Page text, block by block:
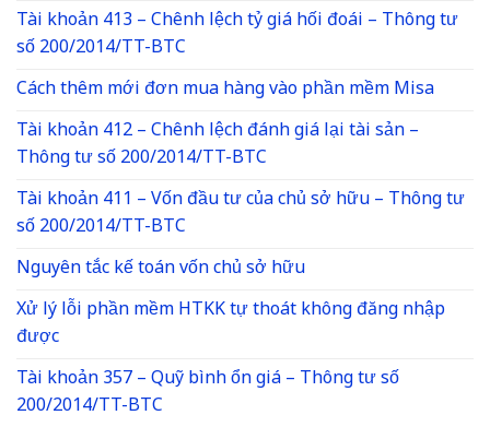
Tài khoản 413 – Chênh lệch tỷ giá hối đoái – Thông tư
số 200/2014/TT-BTC
Cách thêm mới đơn mua hàng vào phần mềm Misa
Tài khoản 412 – Chênh lệch đánh giá lại tài sản –
Thông tư số 200/2014/TT-BTC
Tài khoản 411 – Vốn đầu tư của chủ sở hữu – Thông tư
số 200/2014/TT-BTC
Nguyên tắc kế toán vốn chủ sở hữu
Xử lý lỗi phần mềm HTKK tự thoát không đăng nhập
được
Tài khoản 357 – Quỹ bình ổn giá – Thông tư số
200/2014/TT-BTC